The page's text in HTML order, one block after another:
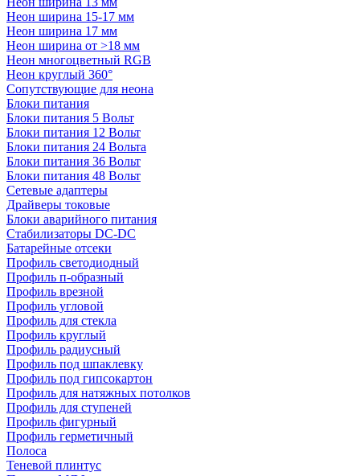
Неон ширина 15-17 мм
Неон ширина 17 мм
Неон ширина от >18 мм
Неон многоцветный RGB
Неон круглый 360°
Сопутствующие для неона
Блоки питания
Блоки питания 5 Вольт
Блоки питания 12 Вольт
Блоки питания 24 Вольта
Блоки питания 36 Вольт
Блоки питания 48 Вольт
Сетевые адаптеры
Драйверы токовые
Блоки аварийного питания
Стабилизаторы DC-DC
Батарейные отсеки
Профиль светодиодный
Профиль п-образный
Профиль врезной
Профиль угловой
Профиль для стекла
Профиль круглый
Профиль радиусный
Профиль под шпаклевку
Профиль под гипсокартон
Профиль для натяжных потолков
Профиль для ступеней
Профиль фигурный
Профиль герметичный
Полоса
Теневой плинтус